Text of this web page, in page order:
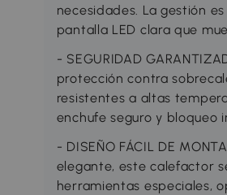
necesidades. La gestión
pantalla LED clara que
- SEGURIDAD
protección contra
resistentes a altas
enchufe seguro y bloqueo
- DISEÑO FÁCIL DE
elegante, este calefactor
herramientas especiales,